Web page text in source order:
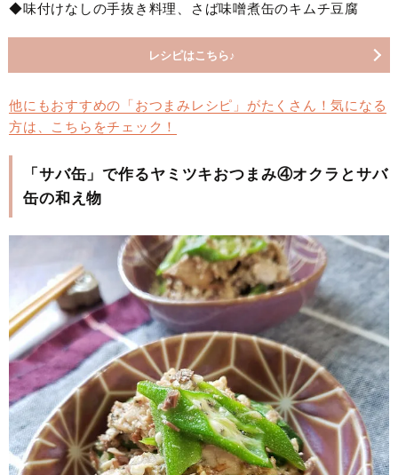
◆味付けなしの手抜き料理、さば味噌煮缶のキムチ豆腐
レシピはこちら♪
他にもおすすめの「おつまみレシピ」がたくさん！気になる
方は、こちらをチェック！
「サバ缶」で作るヤミツキおつまみ④オクラとサバ
缶の和え物